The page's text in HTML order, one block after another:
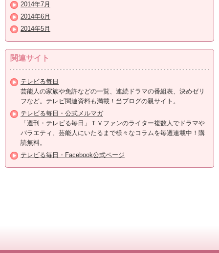
2014年7月
2014年6月
2014年5月
関連サイト
テレビる毎日
芸能人の家族や免許などの一覧、連続ドラマの番組表、決めゼリ
フなど。テレビ関連資料も満載！当ブログの親サイト。
テレビる毎日・公式メルマガ
「週刊・テレビる毎日」ＴＶファンのライター複数人でドラマや
バラエティ、芸能人にいたるまで様々なコラムを毎週連載中！購
読無料。
テレビる毎日・Facebook公式ページ